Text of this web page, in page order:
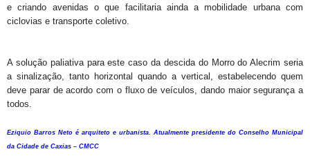
e criando avenidas o que facilitaria ainda a mobilidade urbana com
ciclovias e transporte coletivo.
A solução paliativa para este caso da descida do Morro do Alecrim seria
a sinalização, tanto horizontal quando a vertical, estabelecendo quem
deve parar de acordo com o fluxo de veículos, dando maior segurança a
todos.
Eziquio Barros Neto é arquiteto e urbanista. Atualmente presidente do Conselho Municipal
da Cidade de Caxias – CMCC